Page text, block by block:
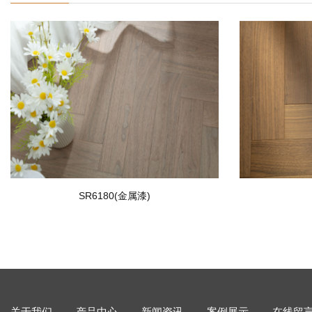
SR6180(金属漆)